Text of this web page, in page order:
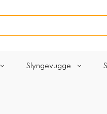
Slyngevugge